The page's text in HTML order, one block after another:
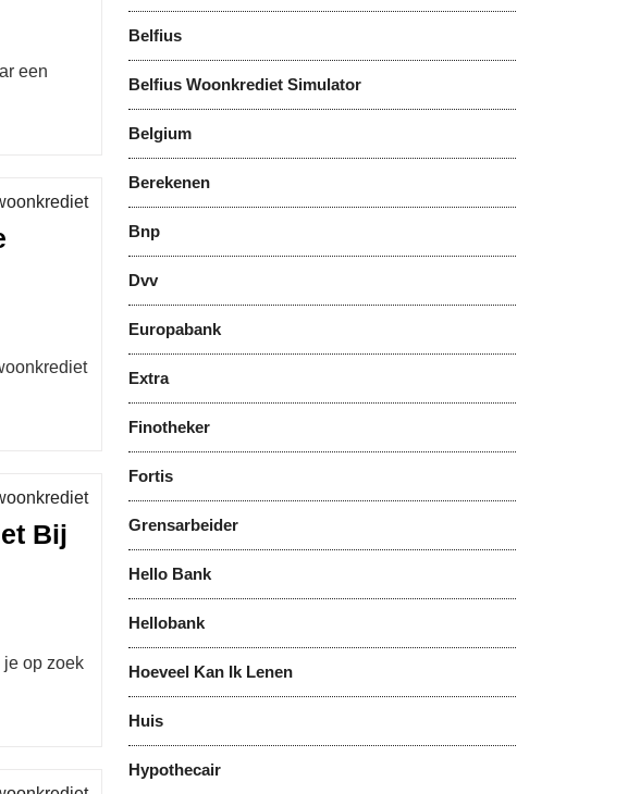
Category
Category
Bij
Belfius
Belfius Woonkrediet Simulator
Belgium
Berekenen
Bnp
Dvv
Europabank
Extra
Finotheker
Fortis
Grensarbeider
Hello Bank
Hellobank
Hoeveel Kan Ik Lenen
Huis
Hypothecair